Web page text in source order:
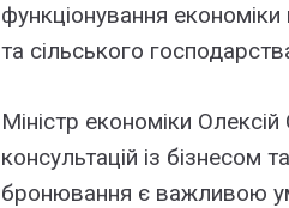
функціонування економіки
та сільського
Міністр економіки
консультацій із бізнесом
бронювання є важливою